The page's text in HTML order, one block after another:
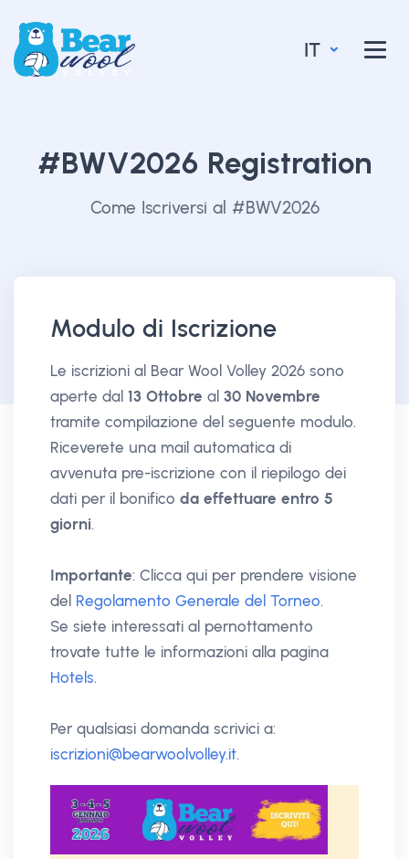
IT
#BWV2026 Registration
Come Iscriversi al #BWV2026
Modulo di Iscrizione
Le iscrizioni al Bear Wool Volley 2026 sono
aperte dal 13 Ottobre al 30 Novembre
tramite compilazione del seguente modulo.
Riceverete una mail automatica di
avvenuta pre-iscrizione con il riepilogo dei
dati per il bonifico da effettuare entro 5
giorni.
Importante: Clicca qui per prendere visione
del Regolamento Generale del Torneo.
Se siete interessati al pernottamento
trovate tutte le informazioni alla pagina
Hotels.
Per qualsiasi domanda scrivici a:
iscrizioni@bearwoolvolley.it.